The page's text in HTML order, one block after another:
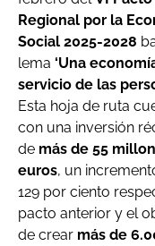
Regional por la
Social 2025-2028
lema ‘Una
servicio de las
Esta hoja de ruta
con una inversión
de más de 55
euros, un
129 por ciento
pacto anterior y el
de crear más de